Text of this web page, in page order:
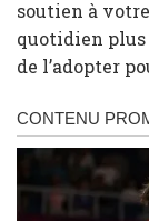
soutien à
quotidien plus
de l’adopter